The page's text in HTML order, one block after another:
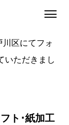
区にてフォ
いただきまし
ト･紙加工